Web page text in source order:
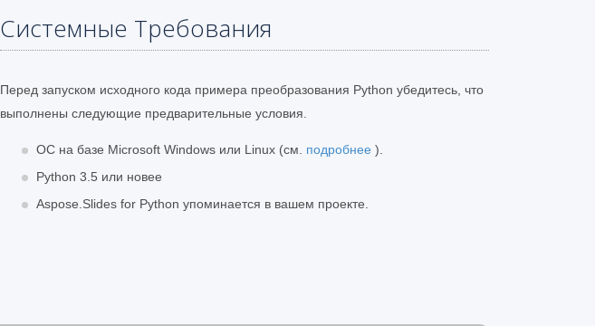
Системные Требования
Перед запуском исходного кода примера преобразования Python убедитесь, что
выполнены следующие предварительные условия.
ОС на базе Microsoft Windows или Linux (см. подробнее ).
Python 3.5 или новее
Aspose.Slides for Python упоминается в вашем проекте.